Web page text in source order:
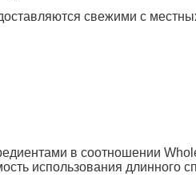
свежими с
в соотношении
использования длинного